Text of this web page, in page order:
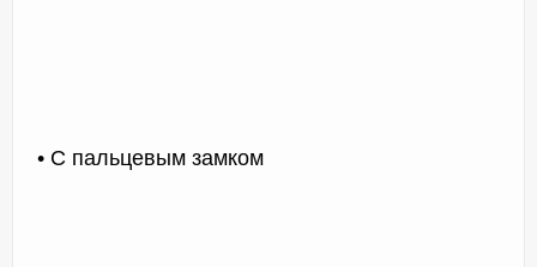
• С пальцевым замком